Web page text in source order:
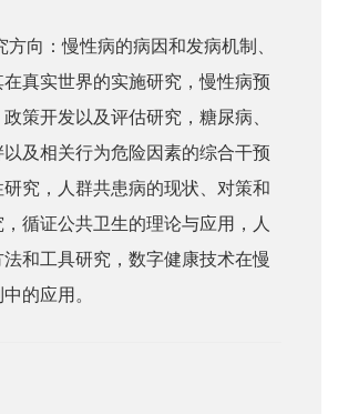
方向：慢性病的病因和发病机制、
真实世界的实施研究，慢性病预
策开发以及评估研究，糖尿病、
及相关行为危险因素的综合干预
究，人群共患病的现状、对策和
循证公共卫生的理论与应用，人
和工具研究，数字健康技术在慢
的应用。